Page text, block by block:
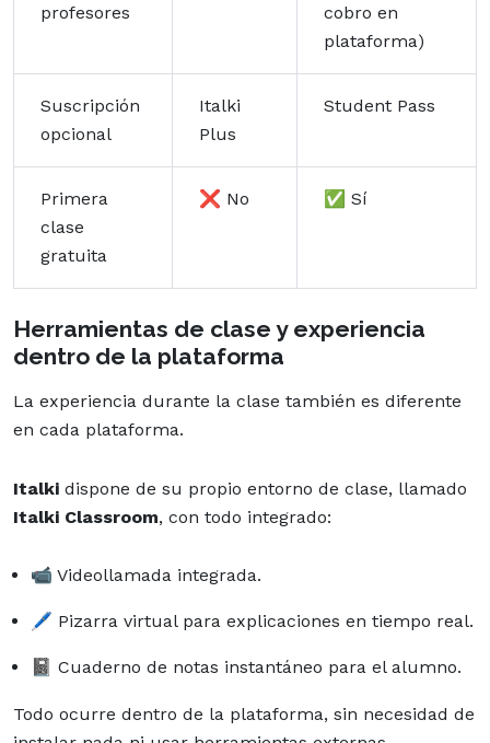
profesores
cobro en
plataforma)
Suscripción
opcional
Italki
Plus
Student Pass
Primera
clase
gratuita
❌ No ✅ Sí
Herramientas de clase y experiencia
dentro de la plataforma
La experiencia durante la clase también es diferente
en cada plataforma.
Italki dispone de su propio entorno de clase, llamado
Italki Classroom, con todo integrado:
📹 Videollamada integrada.
🖊️ Pizarra virtual para explicaciones en tiempo real.
📓 Cuaderno de notas instantáneo para el alumno.
Todo ocurre dentro de la plataforma, sin necesidad de